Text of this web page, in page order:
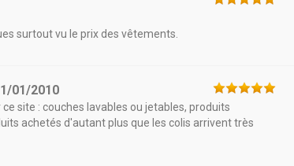
surtout vu le prix des vêtements.
01/2010
site : couches lavables ou jetables, produits
achetés d'autant plus que les colis arrivent très